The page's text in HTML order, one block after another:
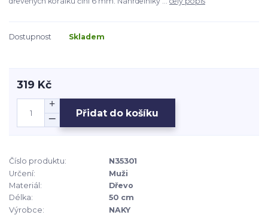
Dostupnost Skladem
319 Kč
Přidat do košíku
Číslo produktu:
N35301
Určení:
Muži
Materiál:
Dřevo
Délka:
50 cm
Výrobce:
NAKY